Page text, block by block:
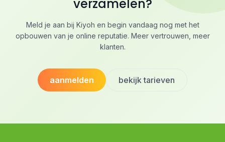
verzamelen?
Meld je aan bij Kiyoh en begin vandaag nog met het
opbouwen van je online reputatie. Meer vertrouwen, meer
klanten.
aanmelden bekijk tarieven